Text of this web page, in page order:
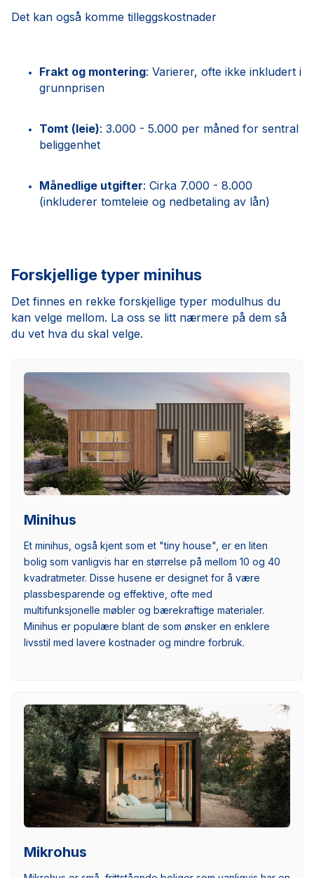
Det kan også komme tilleggskostnader
Frakt og montering: Varierer, ofte ikke inkludert i
grunnprisen
Tomt (leie): 3.000 - 5.000 per måned for sentral
beliggenhet
Månedlige utgifter: Cirka 7.000 - 8.000
(inkluderer tomteleie og nedbetaling av lån)
Forskjellige typer minihus
Det finnes en rekke forskjellige typer modulhus du
kan velge mellom. La oss se litt nærmere på dem så
du vet hva du skal velge.
Minihus
Et minihus, også kjent som et "tiny house", er en liten
bolig som vanligvis har en størrelse på mellom 10 og 40
kvadratmeter. Disse husene er designet for å være
plassbesparende og effektive, ofte med
multifunksjonelle møbler og bærekraftige materialer.
Minihus er populære blant de som ønsker en enklere
livsstil med lavere kostnader og mindre forbruk.
Mikrohus